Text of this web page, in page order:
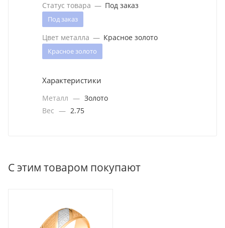
Статус товара — Под заказ
Под заказ
Цвет металла — Красное золото
Красное золото
Характеристики
Металл — Золото
Вес — 2.75
С этим товаром покупают